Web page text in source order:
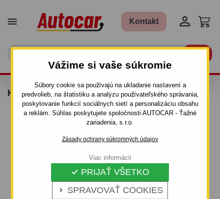
Vážime si vaše súkromie
Súbory cookie sa používajú na ukladanie nastavení a
predvolieb, na štatistiku a analýzu používateľského správania,
poskytovanie funkcií sociálnych sietí a personalizáciu obsahu
a reklám. Súhlas poskytujete spoločnosti AUTOCAR - Ťažné
zariadenia, s.r.o.
Zásady ochrany súkromných údajov
 SPRAVOVAŤ COOKIES
 PRIJAŤ VŠETKO
Viac informácií
 Kontakt 
KIT NA NOSIČ AURILIS - 156213